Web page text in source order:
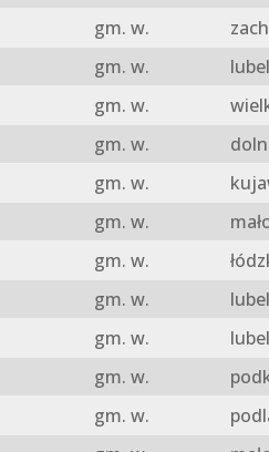
gm. w.
gm. w.
gm. w.
gm. w.
gm. w.
gm. w.
gm. w.
gm. w.
gm. w.
gm. w.
gm. w.